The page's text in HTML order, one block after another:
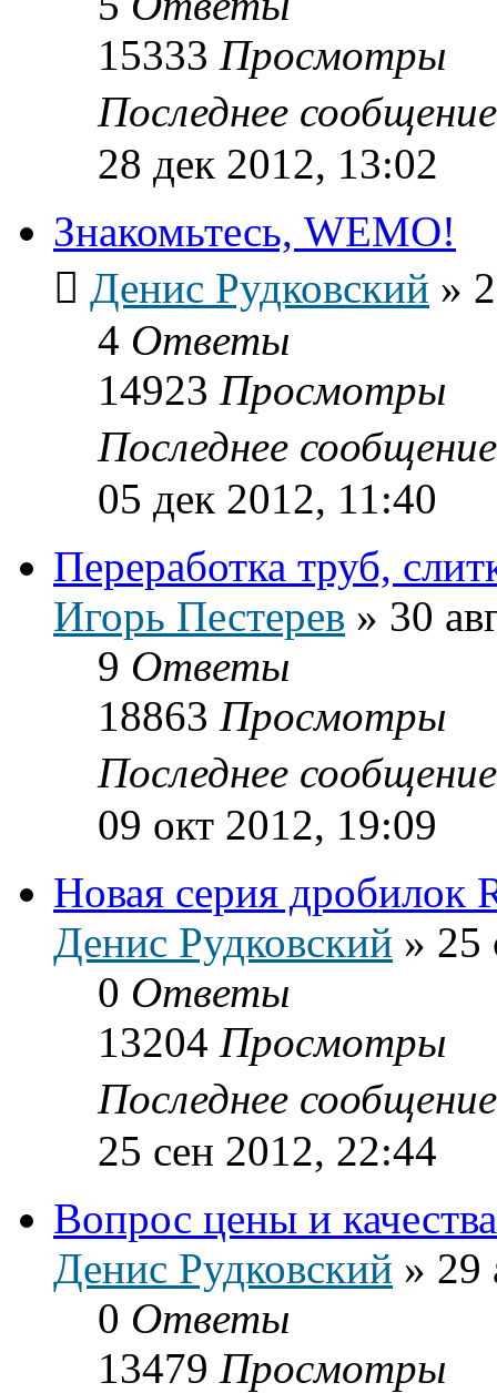
15333 Просмотры
Последнее
28 дек 2012, 13:02
Знакомьтесь, WEMO!
Денис Рудковский »
4 Ответы
14923 Просмотры
Последнее
05 дек 2012, 11:40
Переработка труб,
Игорь Пестерев » 30
9 Ответы
18863 Просмотры
Последнее
09 окт 2012, 19:09
Новая серия дробилок
Денис Рудковский » 25
0 Ответы
13204 Просмотры
Последнее
25 сен 2012, 22:44
Вопрос цены и качества
Денис Рудковский » 29
0 Ответы
13479 Просмотры